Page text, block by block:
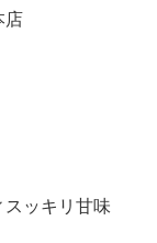
店
スッキリ 甘味